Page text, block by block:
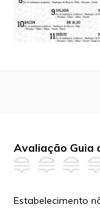
Avaliação Guia
Estabelecimento